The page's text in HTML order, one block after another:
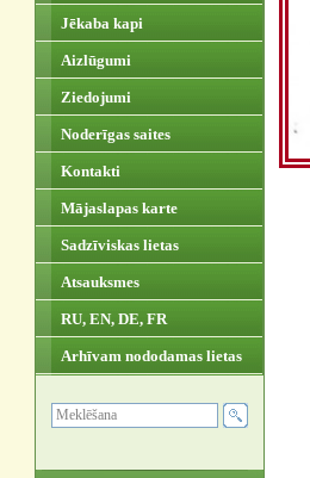
Jēkaba kapi
Aizlūgumi
Ziedojumi
Noderīgas saites
Kontakti
Mājaslapas karte
Sadzīviskas lietas
Atsauksmes
RU, EN, DE, FR
Arhīvam nododamas lietas